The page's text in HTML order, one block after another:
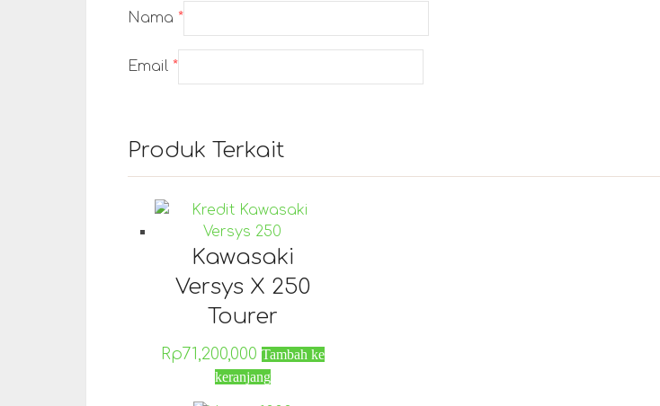
Nama *
Email *
Produk Terkait
Kawasaki
Versys X 250
Tourer
Rp71,200,000 Tambah ke
keranjang